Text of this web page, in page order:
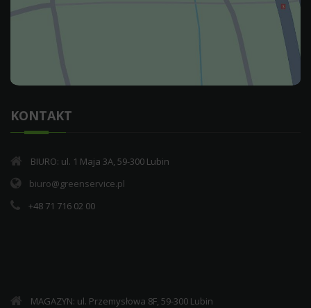
KONTAKT
BIURO: ul. 1 Maja 3A, 59-300 Lubin
biuro@greenservice.pl
+48 71 716 02 00
MAGAZYN: ul. Przemysłowa 8F, 59-300 Lubin